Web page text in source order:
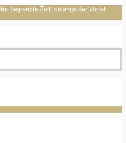
begrenzte Zeit, solange der Vorrat